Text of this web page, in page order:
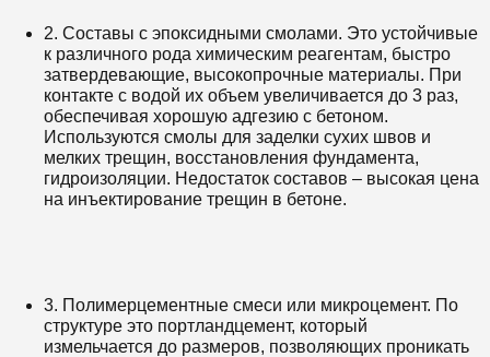
2. Составы с эпоксидными смолами. Это устойчивые
к различного рода химическим реагентам, быстро
затвердевающие, высокопрочные материалы. При
контакте с водой их объем увеличивается до 3 раз,
обеспечивая хорошую адгезию с бетоном.
Используются смолы для заделки сухих швов и
мелких трещин, восстановления фундамента,
гидроизоляции. Недостаток составов – высокая цена
на инъектирование трещин в бетоне.
3. Полимерцементные смеси или микроцемент. По
структуре это портландцемент, который
измельчается до размеров, позволяющих проникать